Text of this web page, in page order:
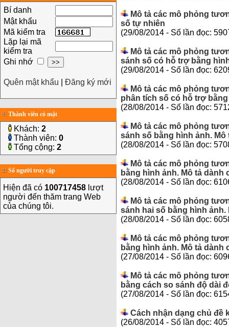
Bí danh
Mật khẩu
Mã kiểm tra
Lặp lại mã
kiểm tra
Ghi nhớ
Quên mật khẩu Đăng ký mới
Thành viên có mặt
Khách: 2
Thành viên: 0
Tổng cộng: 2
Số người truy cập
Hiện đã có 100717458 lượt
người đến thăm trang Web
của chúng tôi.
Mô tả các mô phỏng
số tự nhiên
(29/08/2014 - Số lần đọc:
Mô tả các mô phỏng
sánh số có hỗ trợ bằng
(29/08/2014 - Số lần đọc:
Mô tả các mô phỏng
phân tích số có hỗ trợ
(28/08/2014 - Số lần đọc:
Mô tả các mô phỏng
sánh số bằng hình ảnh.
(28/08/2014 - Số lần đọc:
Mô tả các mô phỏng
bằng hình ảnh. Mô tả dành
(28/08/2014 - Số lần đọc:
Mô tả các mô phỏng
sánh hai số bằng hình ảnh.
(28/08/2014 - Số lần đọc:
Mô tả các mô phỏng
bằng hình ảnh. Mô tả dành
(27/08/2014 - Số lần đọc:
Mô tả các mô phỏng
bằng cách so sánh độ dài
(27/08/2014 - Số lần đọc:
Cách nhận dạng chủ đề
(26/08/2014 - Số lần đọc: